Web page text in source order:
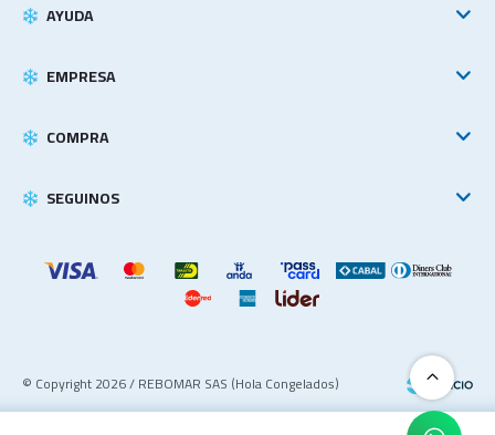
AYUDA
EMPRESA
COMPRA
SEGUINOS
© Copyright 2026 / REBOMAR SAS (Hola Congelados)